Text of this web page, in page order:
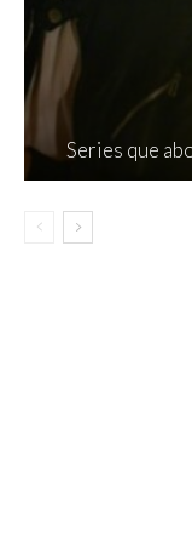
Series que